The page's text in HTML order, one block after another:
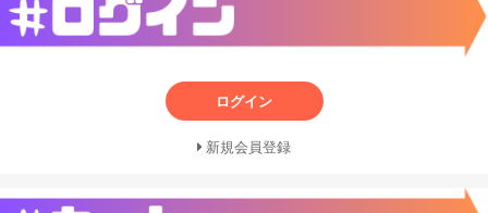
ログイン
新規会員登録